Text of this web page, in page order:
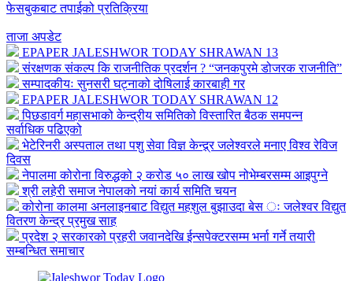
फेसबुकबाट तपाईको प्रतिक्रिया
ताजा अपडेट
EPAPER JALESHWOR TODAY SHRAWAN 13
संरक्षणक संकल्प कि राजनीतिक प्रदर्शन ? “जनकपुरमे डोजरक राजनीति”
सम्पादकीयः सुनसरी घट्नाको दोषिलाई कारबाही गर
EPAPER JALESHWOR TODAY SHRAWAN 12
पिछडावर्ग महासभाको केन्द्रीय समितिको विस्तारित बैठक समपन्न
सर्वाधिक पढिएको
भेटेरिनरी अस्पताल तथा पशु सेवा विज्ञ केन्द्र्र जलेश्वरले मनाए विश्व रेविज
दिवस
नेपालमा कोरोना विरुद्धको २ करोड ५० लाख खोप नोभेम्बरसम्म आइपुग्ने
श्री लहेरी समाज नेपालको नयां कार्य समिति चयन
कोरोना कालमा अनलाइनबाट विद्युत महशुल बुझाउदा बेस ः जलेश्वर विद्युत
वितरण केन्द्र प्रमुख साह
प्रदेश २ सरकारको प्रहरी जवानदेखि ईन्सपेक्टरसम्म भर्ना गर्ने तयारी
सम्बन्धित समाचार